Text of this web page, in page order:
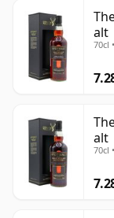
alt
70cl
alt
70cl